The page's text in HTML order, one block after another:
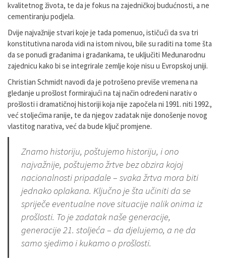
kvalitetnog života, te da je fokus na zajedničkoj budućnosti, a ne
cementiranju podjela.
Dvije najvažnije stvari koje je tada pomenuo, ističući da sva tri
konstitutivna naroda vidi na istom nivou, bile su raditi na tome šta
da se ponudi građanima i građankama, te uključiti Međunarodnu
zajednicu kako bi se integrirale zemlje koje nisu u Evropskoj uniji.
Christian Schmidt navodi da je potrošeno previše vremena na
gledanje u prošlost formirajući na taj način određeni narativ o
prošlosti i dramatičnoj historiji koja nije započela ni 1991. niti 1992.,
već stoljećima ranije, te da njegov zadatak nije donošenje novog
vlastitog narativa, već da bude ključ promjene.
Znamo historiju, poštujemo historiju, i ono
najvažnije, poštujemo žrtve bez obzira kojoj
nacionalnosti pripadale – svaka žrtva mora biti
jednako oplakana. Ključno je šta učiniti da se
spriječe eventualne nove situacije nalik onima iz
prošlosti. To je zadatak naše generacije,
generacije 21. stoljeća – da djelujemo, a ne da
samo sjedimo i kukamo o prošlosti.